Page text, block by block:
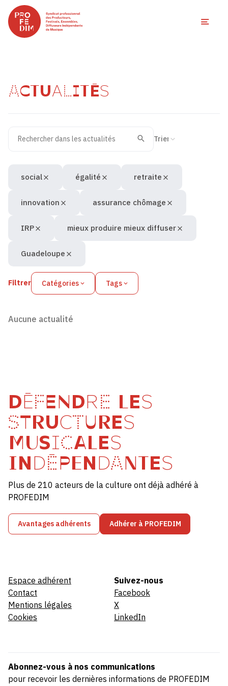
ACTUALITÉS
Recherche
Valider
Filtrer Catégories Tags
social égalité retraite
innovation assurance chômage
IRP mieux produire mieux diffuser
Guadeloupe
Aucune actualité
DÉFENDRE LES
STRUCTURES
MUSICALES
INDÉPENDANTES
Plus de 210 acteurs de la culture ont déjà adhéré à
PROFEDIM
Avantages adhérents Adhérer à PROFEDIM
Espace adhérent
Contact
Mentions légales
Cookies
Suivez-nous
Facebook
X
LinkedIn
Abonnez-vous à nos communications
pour recevoir les dernières informations de PROFEDIM